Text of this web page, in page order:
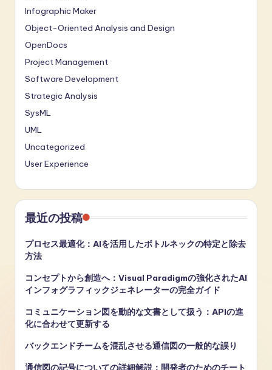
Infographic Maker
Object-Oriented Analysis and Design
OpenDocs
Project Management
Software Development
Strategic Analysis
SysML
UML
Uncategorized
User Experience
最近の投稿
プロセス最適化：AIを活用したボトルネックの特定と除去
方法
コンセプトから創造へ：Visual Paradigmの強化されたAI
インフォグラフィックジェネレーターの完全ガイド
コミュニケーション図を動的な文書として扱う：APIの進
化に合わせて更新する
バックエンドチームを混乱させる通信図の一般的な誤り
通信図の記号についての詳細解説：開発者のためのチート